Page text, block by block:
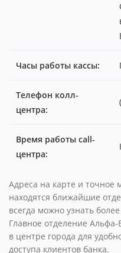
Часы работы кассы:
Телефон колл-
центра:
Время работы call-
центра:
Адреса на карте и точное
находятся ближайшие
всегда можно узнать
Главное отделение
в центре города для
доступа клиентов банка.